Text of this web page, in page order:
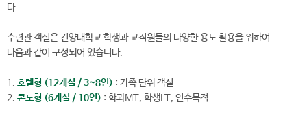
다.
수련관 객실은 건양대학교 학생과 교직원들의 다양한 용도 활용을 위하여
다음과 같이 구성되어 있습니다.
1. 호텔형 (12개실 / 3~8인) : 가족 단위 객실
2. 콘도형 (6개실 / 10인) : 학과MT, 학생LT, 연수목적